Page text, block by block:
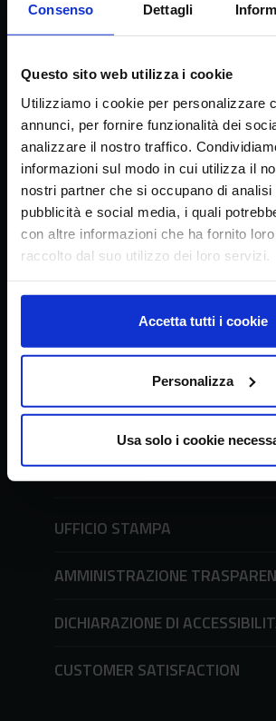
Consenso Dettagli
Questo sito web utilizza i cookie
Utilizziamo i cookie per personalizzare
annunci, per fornire funzionalità dei
analizzare il nostro traffico.
informazioni sul modo in cui utilizza il
nostri partner che si occupano di analisi
pubblicità e social media, i quali
con altre informazioni che ha fornito
raccolto dal suo utilizzo dei loro servizi.
Accetta tutti i cookie
Personalizza
Usa solo i cookie
Consiglio per la ricerca
l’analisi dell’economia
Sede principale
Via della Navicella 2/4, 00184 Roma
Partita IVA 08183101008
C.F.: 97231970589
Contatti
emailcrea@crea.gov.it
URP - Ufficio Relazioni con il Pubblico
tel. + 39 06 51494600
UFFICIO STAMPA
AMMINISTRAZIONE
DICHIARAZIONE DI
CUSTOMER SATISFACTION